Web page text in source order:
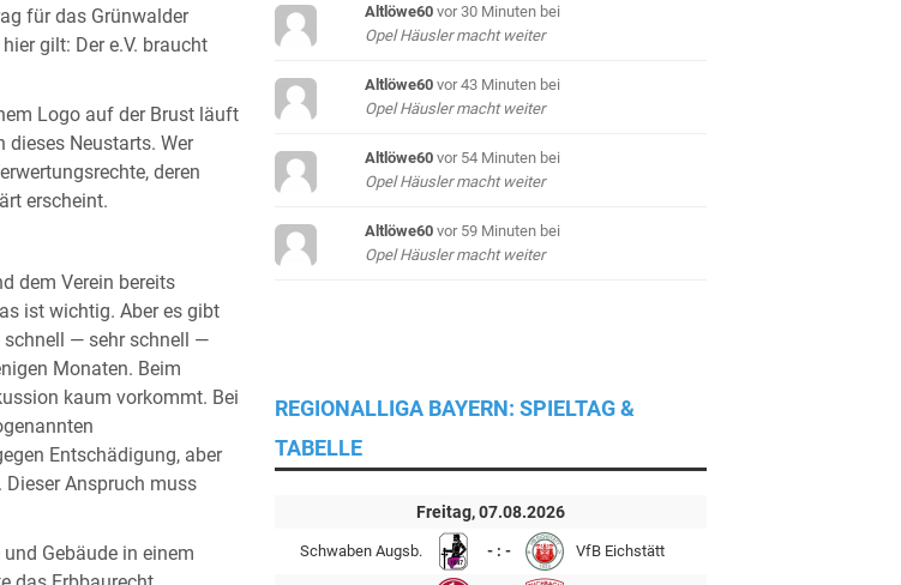
für das Grünwalder
gilt: Der e.V. braucht
Logo auf der Brust läuft
dieses Neustarts. Wer
deren
erscheint.
dem Verein bereits
ist wichtig. Aber es gibt
schnell — sehr schnell —
Monaten. Beim
kaum vorkommt. Bei
Entschädigung, aber
Anspruch muss
Gebäude in einem
Altlöwe60 vor 30 Minuten bei
Opel Häusler macht weiter
Altlöwe60 vor 43 Minuten bei
Opel Häusler macht weiter
Altlöwe60 vor 54 Minuten bei
Opel Häusler macht weiter
Altlöwe60 vor 59 Minuten bei
Opel Häusler macht weiter
REGIONALLIGA BAYERN: SPIELTAG &
TABELLE
Freitag, 07.08.2026
Schwaben Augsb. - : - VfB Eichstätt